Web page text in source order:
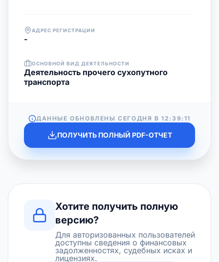
АДРЕС РЕГИСТРАЦИИ
-
ОСНОВНОЙ ВИД ДЕЯТЕЛЬНОСТИ
Деятельность прочего сухопутного
транспорта
ДАННЫЕ ОБНОВЛЕНЫ СЕГОДНЯ В12:39:11
ПОЛУЧИТЬ ПОЛНЫЙ PDF-ОТЧЕТ
Хотите получить полную
версию?
Для авторизованных пользователей
доступны сведения о финансовых
задолженностях, судебных исках и
лицензиях.